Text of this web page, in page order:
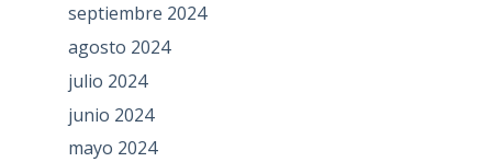
septiembre 2024
agosto 2024
julio 2024
junio 2024
mayo 2024